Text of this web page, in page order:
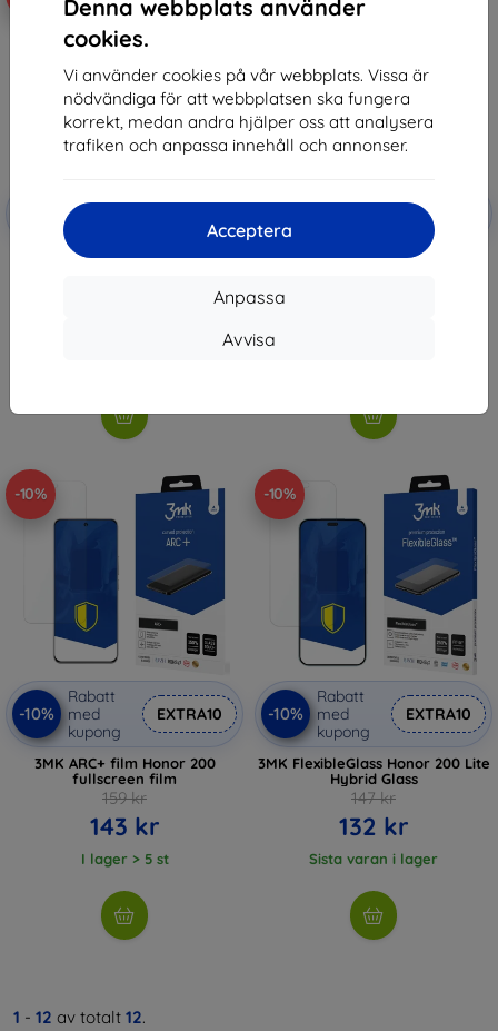
Denna webbplats använder
cookies.
Vi använder cookies på vår webbplats. Vissa är
nödvändiga för att webbplatsen ska fungera
korrekt, medan andra hjälper oss att analysera
trafiken och anpassa innehåll och annonser.
Acceptera
Anpassa
Avvisa
med
Beline Case Silicone Honor 200
EXTRA10
3MK Clear Case for Honor 200
-10%
-10%
Rabatt
med
kupong
EXTRA10
3MK ARC+ film Honor 200
fullscreen film
159 kr
143 kr
I lager > 5 st
-10%
-10%
Rabatt
med
kupong
EXTRA10
3MK FlexibleGlass Honor 200 Lite
Hybrid Glass
147 kr
132 kr
Sista varan i lager
1 - 12 av totalt 12.